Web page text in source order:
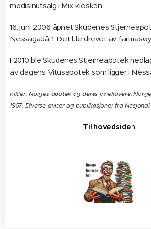
medisinutsalg i Mix-kiosken.
16. juni 2006 åpnet Skudenes
Nessagadå 1. Det ble drevet av
I 2010 ble Skudenes Stjerneapotek
av dagens Vitusapotek som ligger i
Kilder: Norges apotek og deres innehavere,
1957. Diverse aviser og publikasjoner fra
Til hovedsiden